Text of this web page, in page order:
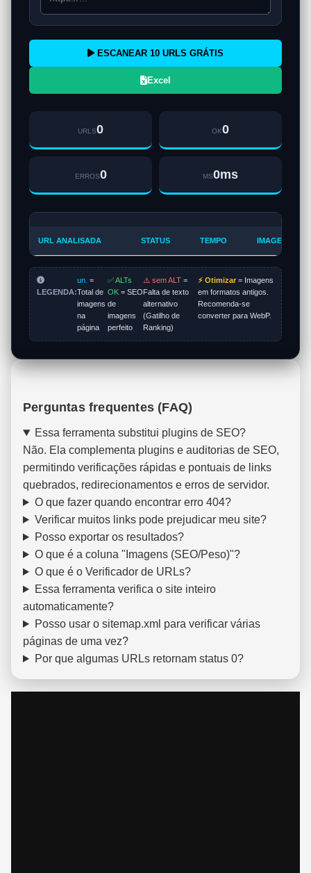
ESCANEAR 10 URLS GRÁTIS
Excel
URLS0 OK0
ERROS0 MS0ms
URL ANALISADA STATUS TEMPO IMAGENS
LEGENDA:
un. =
Total de
imagens
na
página
✅ ALTs
OK= SEO
de
imagens
perfeito
⚠️ sem ALT=
Falta de texto
alternativo
(Gatilho de
Ranking)
⚡ Otimizar = Imagens
em formatos antigos.
Recomenda-se
converter para WebP.
Perguntas frequentes (FAQ)
Essa ferramenta substitui plugins de SEO?
Não. Ela complementa plugins e auditorias de SEO,
permitindo verificações rápidas e pontuais de links
quebrados, redirecionamentos e erros de servidor.
O que fazer quando encontrar erro 404?
Verificar muitos links pode prejudicar meu site?
Posso exportar os resultados?
O que é a coluna "Imagens (SEO/Peso)"?
O que é o Verificador de URLs?
Essa ferramenta verifica o site inteiro
automaticamente?
Posso usar o sitemap.xml para verificar várias
páginas de uma vez?
Por que algumas URLs retornam status 0?